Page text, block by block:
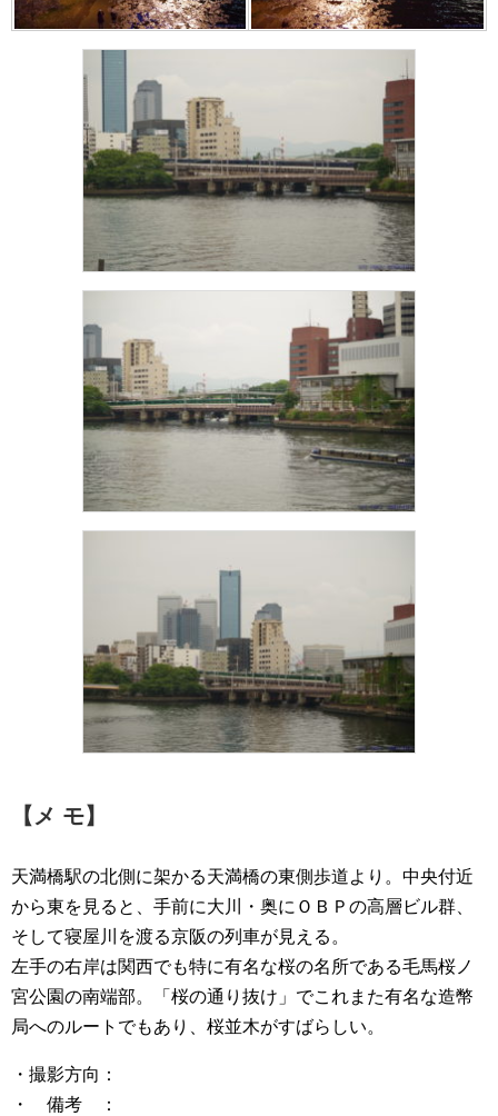
【メ モ】
天満橋駅の北側に架かる天満橋の東側歩道より。中央付近
から東を見ると、手前に大川・奥にＯＢＰの高層ビル群、
そして寝屋川を渡る京阪の列車が見える。
左手の右岸は関西でも特に有名な桜の名所である毛馬桜ノ
宮公園の南端部。「桜の通り抜け」でこれまた有名な造幣
局へのルートでもあり、桜並木がすばらしい。
・撮影方向：
・ 備考 ：